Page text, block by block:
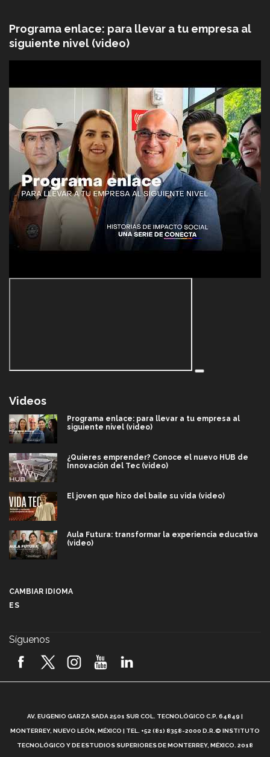
Programa enlace: para llevar a tu empresa al
siguiente nivel (video)
Videos
Programa enlace: para llevar a tu empresa al
siguiente nivel (video)
¿Quieres emprender? Conoce el nuevo HUB de
Innovación del Tec (video)
El joven que hizo del baile su vida (video)
Aula Futura: transformar la experiencia educativa
(video)
2026! (video)
¿Cómo es el Modelo Educativo Tec? (video)
CAMBIAR IDIOMA
ES
Síguenos
AV. EUGENIO GARZA SADA 2501 SUR COL. TECNOLÓGICO C.P. 64849 |
MONTERREY, NUEVO LEÓN, MÉXICO | TEL. +52 (81) 8358-2000 D.R.© INSTITUTO
TECNOLÓGICO Y DE ESTUDIOS SUPERIORES DE MONTERREY, MÉXICO. 2018